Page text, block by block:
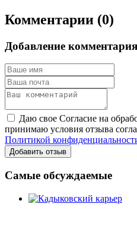
Комментарии (0)
Добавление комментария
Даю свое Согласие на
принимаю условия отзыва
Политикой
Добавить отзыв
Самые обсуждаемые